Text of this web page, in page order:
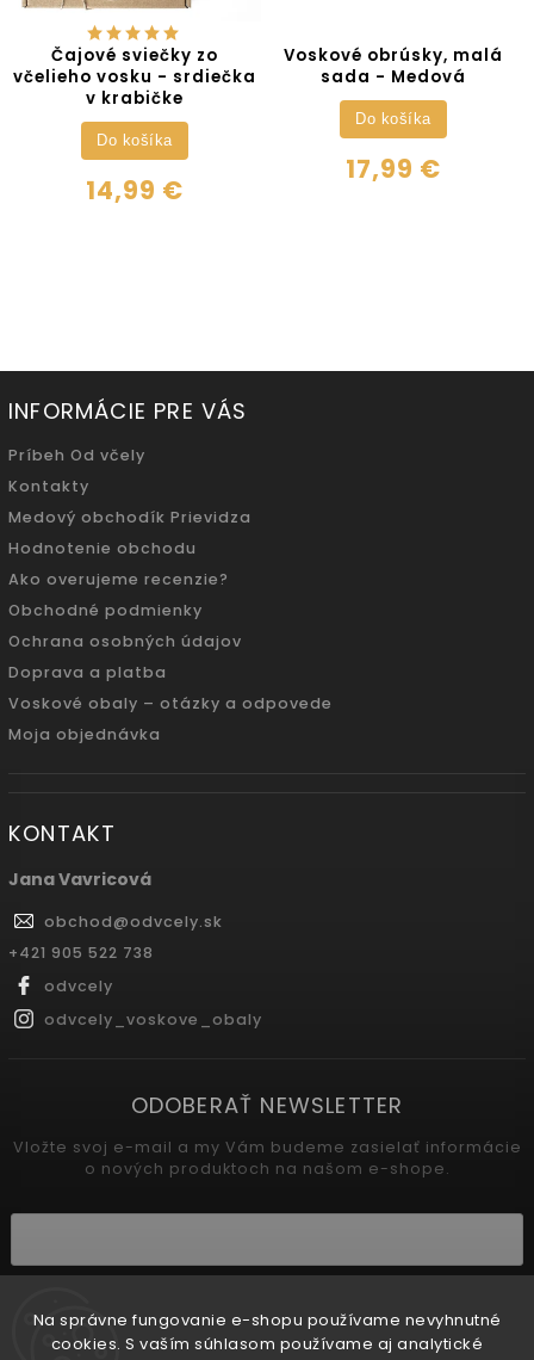
Na správne fungovanie e-shopu používame nevyhnutné
cookies. S vaším súhlasom používame aj analytické
Čajové sviečky zo
včelieho vosku - srdiečka
v krabičke
14,99 €
Do košíka
Voskové obrúsky, malá
sada - Medová
17,99 €
Do košíka
INFORMÁCIE PRE VÁS
Príbeh Od včely
Kontakty
Medový obchodík Prievidza
Hodnotenie obchodu
Ako overujeme recenzie?
Obchodné podmienky
Ochrana osobných údajov
Doprava a platba
Voskové obaly – otázky a odpovede
Moja objednávka
KONTAKT
Jana Vavricová
obchod@odvcely.sk
+421 905 522 738
odvcely
odvcely_voskove_obaly
ODOBERAŤ NEWSLETTER
Vložte svoj e-mail a my Vám budeme zasielať informácie
o nových produktoch na našom e-shope.
podmienkami ochrany osobných údajov